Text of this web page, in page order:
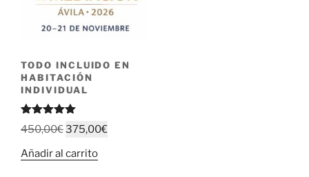
TODO INCLUIDO EN
HABITACIÓN
INDIVIDUAL
Valorado
con5.00
450,00€El
original
375,00€El
Añadir al carrito